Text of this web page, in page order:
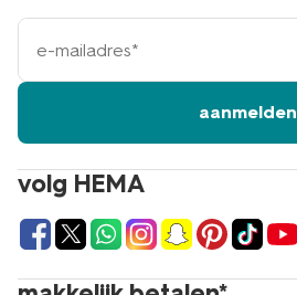
volg HEMA
e-
mailadres
aanmelden